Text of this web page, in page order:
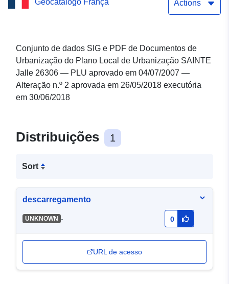
n.º 2 26/05/2018 Actions
Conjunto de dados SIG e PDF de Documentos de
Urbanização do Plano Local de Urbanização SAINTE
Jalle 26306 — PLU aprovado em 04/07/2007 —
Alteração n.º 2 aprovada em 26/05/2018 executória
em 30/06/2018
Distribuições 1
Sort
descarregamento
UNKNOWN - 0
URL de acesso